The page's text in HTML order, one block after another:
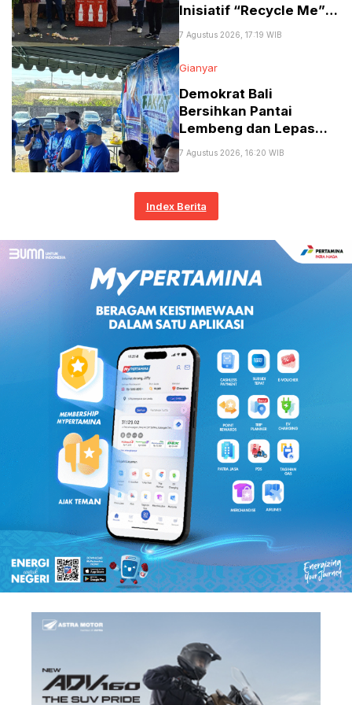
Inisiatif “Recycle Me”
Kemasan di Bali
7 Agustus 2026, 17:19 WIB
Gianyar
Demokrat Bali
Bersihkan Pantai
Lembeng dan Lepas
Seperempat Abad
RI
7 Agustus 2026, 16:20 WIB
Index Berita